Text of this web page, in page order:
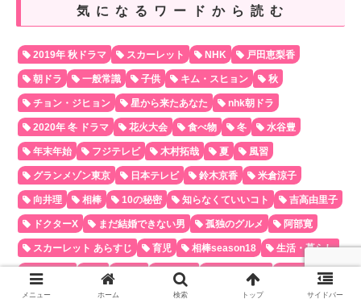
気になるワードから読む
2019年 秋ドラマ スカーレット NHK 戸田恵梨香
朝ドラ 一般常識 子供 キム・スヒョン 秋
チョン・ジヒョン 星から来たあなた nhk朝ドラ
2020年 冬 ドラマ 花火大会 食べ物 冬 水谷豊
年末年始 フジテレビ 木村拓哉 夏 風習
グランメゾン東京 日本テレビ 鈴木京香 米倉涼子
向井理 相棒 10の秘密 知らなくていいコト 吉高由里子
ドクターX まだ結婚できない男 孤独のグルメ 阿部寛
スカーレット あらすじ 育児 相棒season18 生活・暮らし
クイーン 相棒18 NHK 朝ドラ イベント
テレビ朝日 アニメ ハッピーセット 洋服
メニュー ホーム 検索 トップ サイドバー